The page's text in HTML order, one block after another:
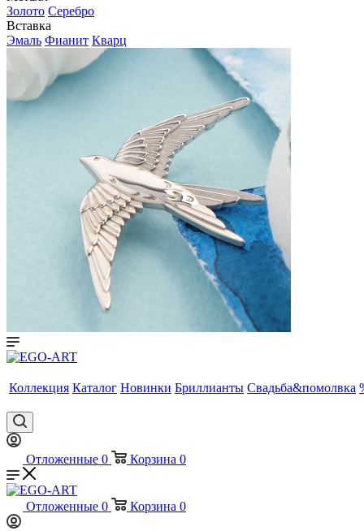
Золото Серебро
Вставка
Эмаль Фианит Кварц
Коллекция Каталог Новинки Бриллианты Свадьба&помолвка
Отложенные 0 Корзина 0
Отложенные 0 Корзина 0